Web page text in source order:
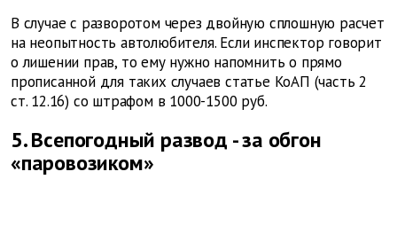
В случае с разворотом через двойную сплошную расчет
на неопытность автолюбителя. Если инспектор говорит
о лишении прав, то ему нужно напомнить о прямо
прописанной для таких случаев статье КоАП (часть 2
ст. 12.16) со штрафом в 1000-1500 руб.
5. Всепогодный развод - за обгон
«паровозиком»